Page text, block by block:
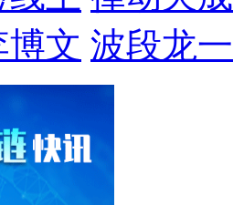
博文 波段龙一